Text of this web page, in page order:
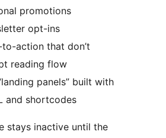
promotions
opt-ins
to-action that don’t
reading flow
panels” built with
and shortcodes
stays inactive until the